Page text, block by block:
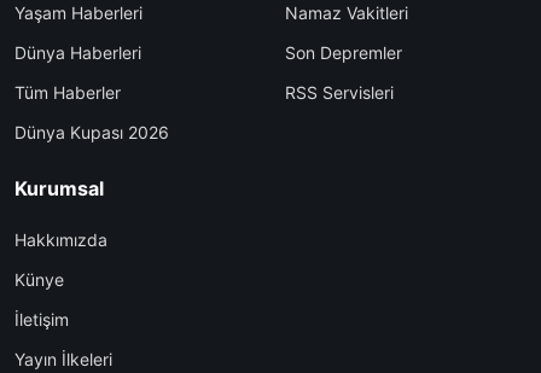
Yaşam Haberleri
Dünya Haberleri
Tüm Haberler
Dünya Kupası 2026
Namaz Vakitleri
Son Depremler
RSS Servisleri
Kurumsal
Hakkımızda
Künye
İletişim
Yayın İlkeleri